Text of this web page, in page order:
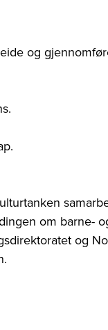
og
om barne-
og